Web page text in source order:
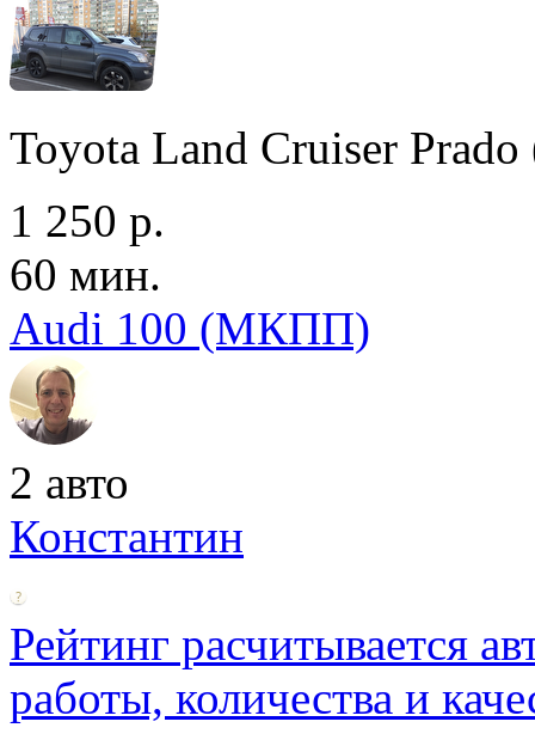
Toyota Land Cruiser
1 250 р.
60 мин.
Audi 100 (МКПП)
2 авто
Константин
Рейтинг расчитывается
работы, количества и